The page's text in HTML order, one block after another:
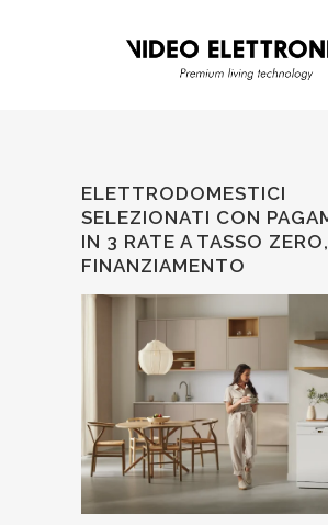
ELETTRODOMESTICI
SELEZIONATI CON
IN 3 RATE A TASSO
FINANZIAMENTO